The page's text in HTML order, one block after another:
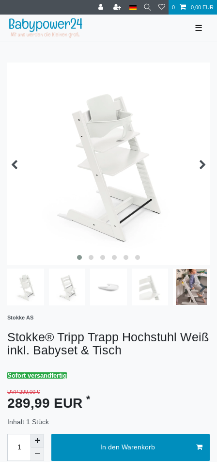
0 0,00 EUR
☰
Stokke AS
Stokke® Tripp Trapp Hochstuhl Weiß
inkl. Babyset & Tisch
Sofort versandfertig
UVP 299,00 €
289,99 EUR *
Inhalt 1 Stück
In den Warenkorb